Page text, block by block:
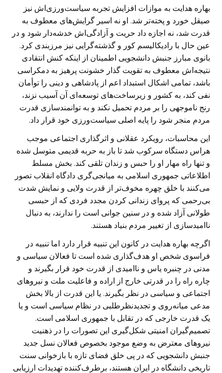
بهاره هدایت به موازات افزایش تجربه سیاست‌ورزی‌اش نیز
صیقل خورد و پخته‌تر شد. او نه اسیر گرایش‌های معطوف به
قدرت شد، نه اجازه داد حریت و آزادگی‌اش خدشه‌دار شود و در
عین حال با رادیکالیسم کور و گذشته‌گرایی نیز مرزبندی کرد.
بانوی مبارز جنبش دانشجویی اطمینان از اینکه کنش انتقادی
نتیجه‌اش معطوف به تقویت گذار خشونت پرهیز به دمکراسی
باشد، تمامی اشکال استبداد اعم از پادشاهی و دینی را توأمان
نفی کند، به کشور و زیرساخت‌های توسعه‌ای آن آسیب نزند،
رنج ناموجهی را بر مردم تحمیل نکند و به توانمندسازی قدرت
مردم منجر شود را پایه اصلی سیاست‌ورزی خود قرار داد.
این محاسبات، رویکرد عقلانی و اثرگذاری اجتماعی موجب
هراس دستگاه سرکوب شد تا باز به حربه قدیمی متوسل شده
و تنها راه مهار او را حبس و زندان تلقی کند. بخش مسلط
اطلاعاتی جمهوری اسلامی به میانجی‌گری دادگاه انقلاب تصور
می‌کنند با خلق چهره مخوف‌تر از قدرت ولایی و نمایش شدت
بی‌رحمی که پروای زندانی کردن مجدد فردی که از حبسی
طولانی آزاد شده و در سنین جوانی است را ندارند، به دنبال
ناامیدسازی از تغییر مردم بنیاد هستند.
اگرچه بهاره هدایت در کانون این تنبیه قرار دارد اما تنبیه در
فراسوی شخص او هدف‌گذاری شده است تا فعالان سیاسی و
مدنی در چنبره یاس و ناامیدی از قدرت خود قرار بگیرند و
چاره راه را در قدرتی خارج از اراده و فاعلیت ملت و نیروهای
اجتماعی و سیاسی در نظر بگیرند. یا این قدرت از بالا بخش
مدعی میانه‌روی و تجدیدنظرطلبی در نظام سیاسی است و یا
یک قدرت خارجی که در تقابل با جمهوری اسلامی است.
تصمیم‌گیران امنیتی شکل‌گیری این تصورات را در ذهنیت
نیروهای معترض به وضع موجود بخصوص فعالان نسل جدید
جنبش دانشجویی که در پی خلق فضای تازه با بازخوانی سنت
تاریخی دانشگاه در ایران هستند، برطرف‌کننده تهدیدات ارزیابی